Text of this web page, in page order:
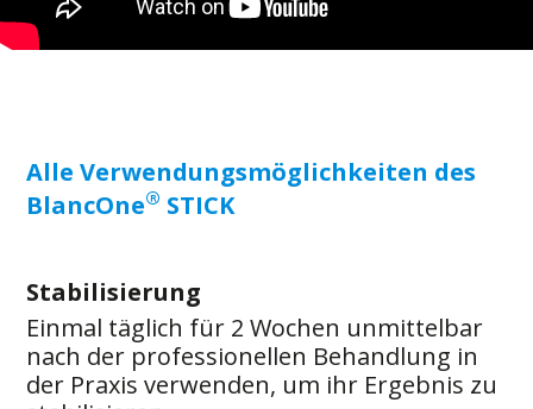
Alle Verwendungsmöglichkeiten des
BlancOne® STICK
Stabilisierung
Einmal täglich für 2 Wochen unmittelbar
nach der professionellen Behandlung in
der Praxis verwenden, um ihr Ergebnis zu